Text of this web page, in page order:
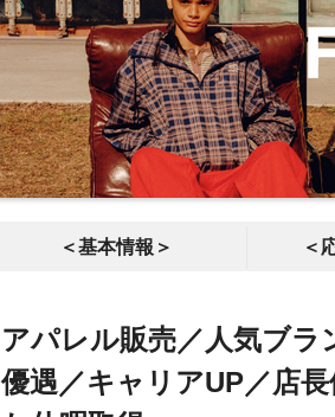
＜基本情報＞ ＜
アパレル販売／人気ブラ
優遇／キャリアUP／店